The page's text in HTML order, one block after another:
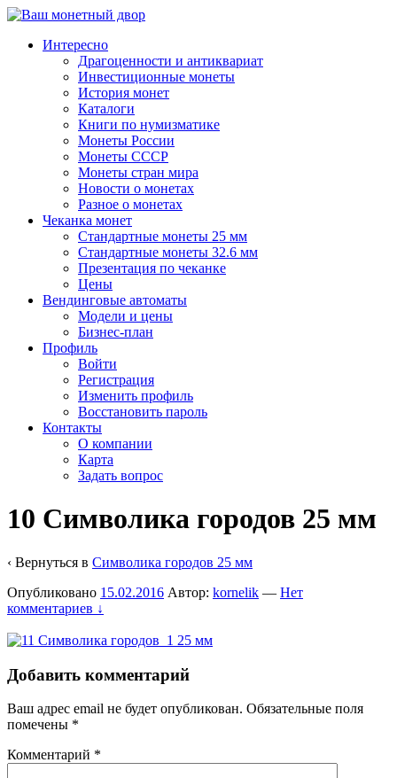
↓
основному
содержимому
Интересно
Драгоценности и антиквариат
Инвестиционные монеты
История монет
Каталоги
Книги по нумизматике
Монеты России
Монеты СССР
Монеты стран мира
Новости о монетах
Разное о монетах
Чеканка монет
Стандартные монеты 25 мм
Стандартные монеты 32.6 мм
Презентация по чеканке
Цены
Вендинговые автоматы
Модели и цены
Бизнес-план
Профиль
Войти
Регистрация
Изменить профиль
Восстановить пароль
Контакты
О компании
Карта
Задать вопрос
10 Символика городов 25 мм
‹ Вернуться в Символика городов 25 мм
Опубликовано 15.02.2016 Автор: kornelik — Нет
комментариев ↓
Добавить комментарий
Ваш адрес email не будет опубликован. Обязательные поля
помечены *
Комментарий *